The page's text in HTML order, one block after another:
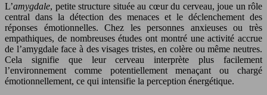
L’amygdale, petite structure située au cœur du cerveau, joue un rôle
central dans la détection des menaces et le déclenchement des
réponses émotionnelles. Chez les personnes anxieuses ou très
empathiques, de nombreuses études ont montré une activité accrue
de l’amygdale face à des visages tristes, en colère ou même neutres.
Cela signifie que leur cerveau interprète plus facilement
l’environnement comme potentiellement menaçant ou chargé
émotionnellement, ce qui intensifie la perception énergétique.